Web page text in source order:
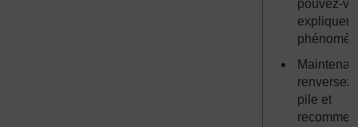
pouvez-
expliquer
renversez
pile et